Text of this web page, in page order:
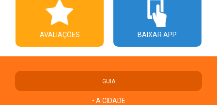
AVALIAÇÕES BAIXAR APP
GUIA
• A CIDADE